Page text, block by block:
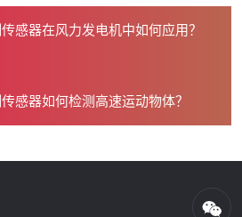
感器在风力发电机中如何应用？
感器如何检测高速运动物体？